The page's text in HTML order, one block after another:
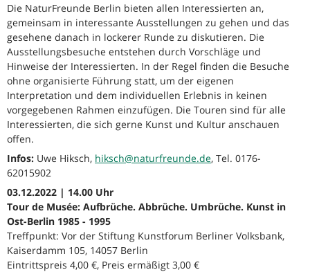
Die NaturFreunde Berlin bieten allen Interessierten an,
gemeinsam in interessante Ausstellungen zu gehen und das
gesehene danach in lockerer Runde zu diskutieren. Die
Ausstellungsbesuche entstehen durch Vorschläge und
Hinweise der Interessierten. In der Regel finden die Besuche
ohne organisierte Führung statt, um der eigenen
Interpretation und dem individuellen Erlebnis in keinen
vorgegebenen Rahmen einzufügen. Die Touren sind für alle
Interessierten, die sich gerne Kunst und Kultur anschauen
offen.
Infos: Uwe Hiksch, hiksch@naturfreunde.de, Tel. 0176-
62015902
03.12.2022 | 14.00 Uhr
Tour de Musée: Aufbrüche. Abbrüche. Umbrüche. Kunst in
Ost-Berlin 1985 - 1995
Treffpunkt: Vor der Stiftung Kunstforum Berliner Volksbank,
Kaiserdamm 105, 14057 Berlin
Eintrittspreis 4,00 €, Preis ermäßigt 3,00 €